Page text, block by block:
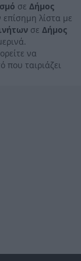
σε Δήμος
επίσημη λίστα με
σε Δήμος
να
που ταιριάζει